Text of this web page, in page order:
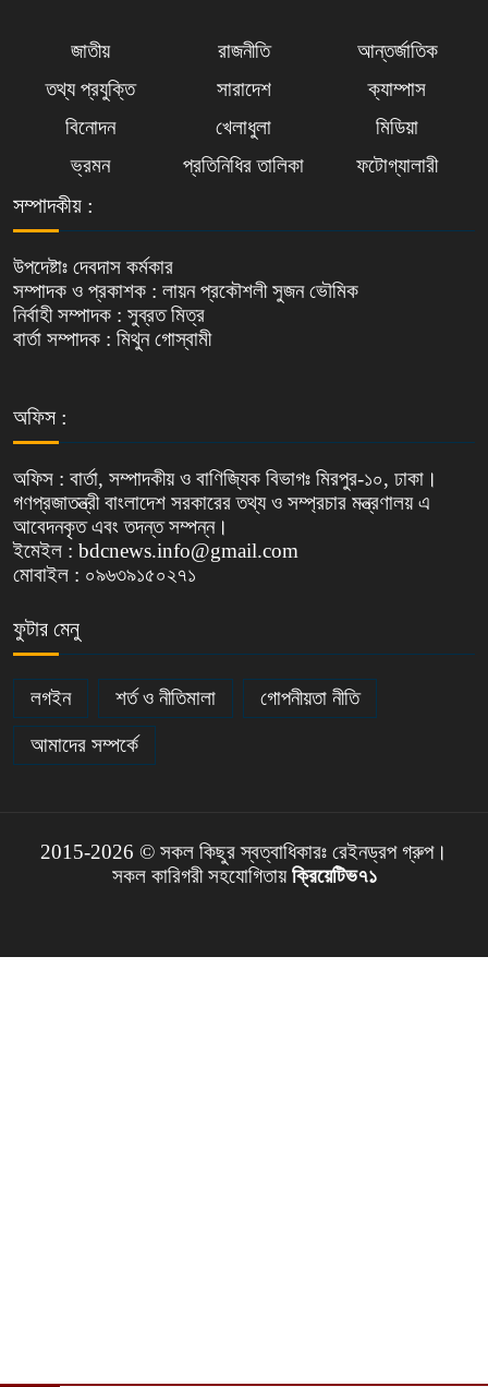
জাতীয় রাজনীতি
আন্তর্জাতিক
তথ্য প্রযুক্তি
সারাদেশ
ক্যাম্পাস
বিনোদন
খেলাধুলা
মিডিয়া
ভ্রমন
প্রতিনিধির তালিকা ফটোগ্যালারী
সম্পাদকীয় :
উপদেষ্টাঃ দেবদাস কর্মকার
সম্পাদক ও প্রকাশক : লায়ন প্রকৌশলী সুজন ভৌমিক
নির্বাহী সম্পাদক : সুব্রত মিত্র
বার্তা সম্পাদক : মিথুন গোস্বামী
অফিস :
অফিস : বার্তা, সম্পাদকীয় ও বাণিজ্যিক বিভাগঃ মিরপুর-১০, ঢাকা।
গণপ্রজাতন্ত্রী বাংলাদেশ সরকারের তথ্য ও সম্প্রচার মন্ত্রণালয় এ
আবেদনকৃত এবং তদন্ত সম্পন্ন।
ইমেইল : bdcnews.info@gmail.com
মোবাইল : ০৯৬৩৯১৫০২৭১
ফুটার মেনু
লগইন শর্ত ও নীতিমালা গোপনীয়তা নীতি
আমাদের সম্পর্কে
2015-2026 © সকল কিছুর স্বত্বাধিকারঃ রেইনড্রপ গ্রুপ।
সকল কারিগরী সহযোগিতায়ক্রিয়েটিভ৭১